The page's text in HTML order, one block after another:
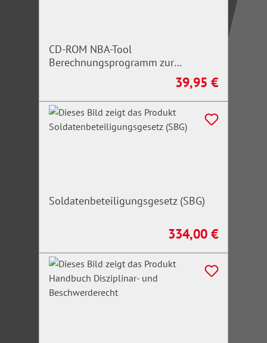
CD-ROM NBA-Tool
Berechnungsprogramm zur
Regulärer Preis:
39,95 €
Soldatenbeteiligungsgesetz (SBG)
Regulärer Preis:
334,00 €